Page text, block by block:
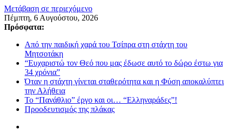
Μετάβαση σε περιεχόμενο
Πέμπτη, 6 Αυγούστου, 2026
Πρόσφατα:
Από την παιδική χαρά του Τσίπρα στη στάχτη του
Μητσοτάκη
“Ευχαριστώ τον Θεό που μας έδωσε αυτό το δώρο έστω για
34 χρόνια”
Όταν η στάχτη γίνεται σταθερότητα και η Φύση αποκαλύπτει
την Αλήθεια
Το “Πανάθλιο” έργο και οι… “Ελληναράδες”!
Προοδευτισμός της πλάκας